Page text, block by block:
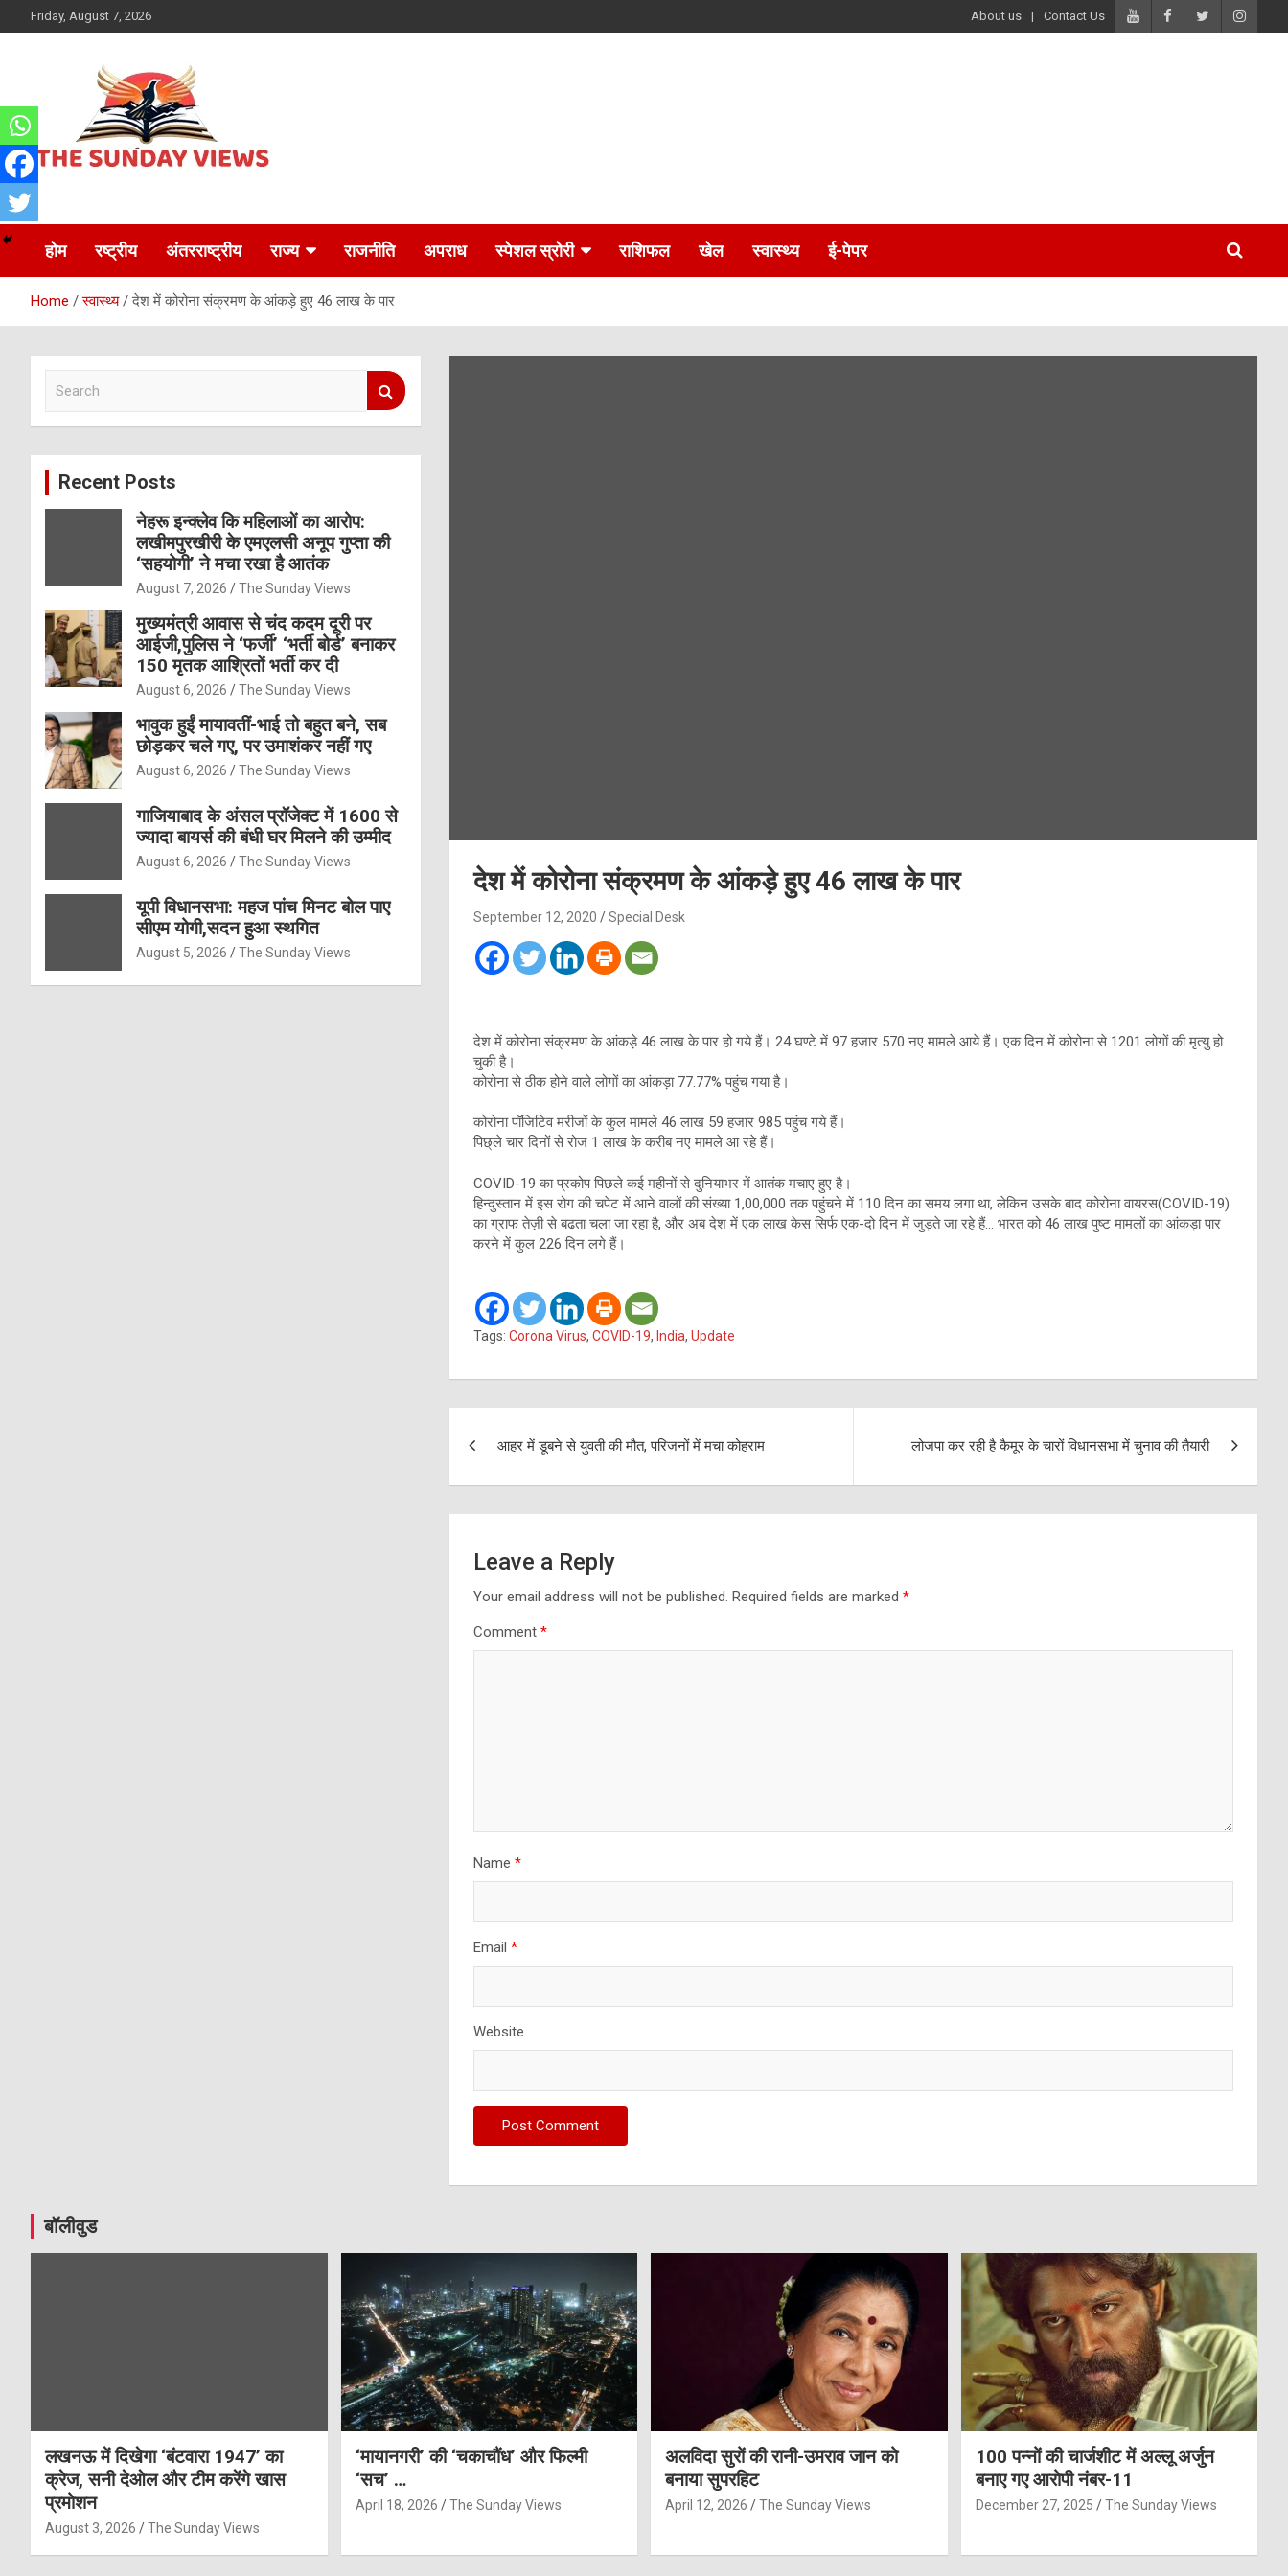
to
Friday, August 7, 2026 About us Contact Us
The Sunday views
होम रष्ट्रीय अंतरराष्ट्रीय राज्य राजनीति अपराध स्पेशल स्रोरी राशिफल खेल स्वास्थ्य ई-पेपर
Home स्वास्थ्य देश में कोरोना संक्रमण के आंकड़े हुए 46 लाख के पार
देश में कोरोना संक्रमण के आंकड़े हुए 46 लाख के पार
September 12, 2020 Special Desk
देश में कोरोना संक्रमण के आंकड़े 46 लाख के पार हो गये हैं। 24 घण्टे में 97 हजार 570 नए मामले आये हैं। एक दिन में कोरोना से 1201 लोगों की मृत्यु हो
चुकी है।
कोरोना से ठीक होने वाले लोगों का आंकड़ा 77.77% पहुंच गया है।
कोरोना पॉजिटिव मरीजों के कुल मामले 46 लाख 59 हजार 985 पहुंच गये हैं।
पिछ्ले चार दिनों से रोज 1 लाख के करीब नए मामले आ रहे हैं।
COVID-19 का प्रकोप पिछले कई महीनों से दुनियाभर में आतंक मचाए हुए है।
हिन्दुस्तान में इस रोग की चपेट में आने वालों की संख्या 1,00,000 तक पहुंचने में 110 दिन का समय लगा था, लेकिन उसके बाद कोरोना वायरस(COVID-19)
का ग्राफ तेज़ी से बढता चला जा रहा है, और अब देश में एक लाख केस सिर्फ एक-दो दिन में जुड़ते जा रहे हैं… भारत को 46 लाख पुष्ट मामलों का आंकड़ा पार
करने में कुल 226 दिन लगे हैं।
Tags: Corona Virus, COVID-19, India, Update
navigation
आहर में डूबने से युवती की मौत, परिजनों में मचा कोहराम लोजपा कर रही है कैमूर के चारों विधानसभा में चुनाव की तैयारी
Leave a Reply
Your email address will not be published. Required fields are marked *
Comment *
Name *
Email *
Website
c
Recent Posts
नेहरू इन्क्लेव कि महिलाओं का आरोप:
लखीमपुरखीरी के एमएलसी अनूप गुप्ता की
‘सहयोगी’ ने मचा रखा है आतंक
August 7, 2026 The Sunday Views
मुख्यमंत्री आवास से चंद कदम दूरी पर
आईजी,पुलिस ने ‘फर्जी’ ‘भर्ती बोर्ड’ बनाकर
150 मृतक आश्रितों भर्ती कर दी
August 6, 2026 The Sunday Views
भावुक हुईं मायावतीं-भाई तो बहुत बने, सब
छोड़कर चले गए, पर उमाशंकर नहीं गए
August 6, 2026 The Sunday Views
गाजियाबाद के अंसल प्रॉजेक्ट में 1600 से
ज्यादा बायर्स की बंधी घर मिलने की उम्मीद
August 6, 2026 The Sunday Views
यूपी विधानसभा: महज पांच मिनट बोल पाए
सीएम योगी,सदन हुआ स्थगित
August 5, 2026 The Sunday Views
बॉलीवुड
लखनऊ में दिखेगा ‘बंटवारा 1947’ का
क्रेज, सनी देओल और टीम करेंगे खास
प्रमोशन
August 3, 2026 The Sunday Views
‘मायानगरी’ की ‘चकाचौंध’ और फिल्मी
‘सच’ …
April 18, 2026 The Sunday Views
अलविदा सुरों की रानी-उमराव जान को
बनाया सुपरहिट
April 12, 2026 The Sunday Views
100 पन्नों की चार्जशीट में अल्लू अर्जुन
बनाए गए आरोपी नंबर-11
December 27, 2025 The Sunday Views